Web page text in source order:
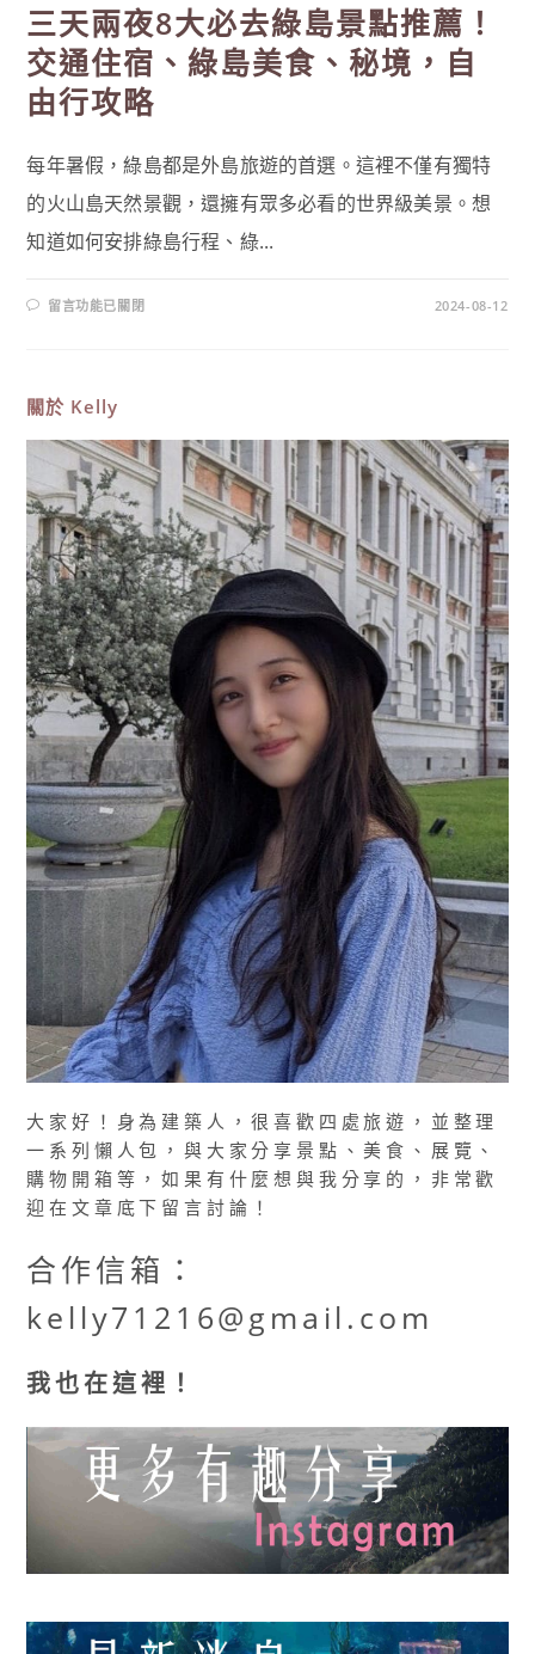
三天兩夜8大必去綠島景點推薦！
交通住宿、綠島美食、秘境，自
由行攻略
每年暑假，綠島都是外島旅遊的首選。這裡不僅有獨特
的火山島天然景觀，還擁有眾多必看的世界級美景。想
知道如何安排綠島行程、綠...
在
〈三
大
必
綠
景
點
推
薦！
交
通
住
宿、
綠
島
美
食、
秘
境，
自
由
攻
略〉
中
留言功能已關閉 2024-08-12
關於 Kelly
大家好！身為建築人，很喜歡四處旅遊，並整理
一系列懶人包，與大家分享景點、美食、展覽、
購物開箱等，如果有什麼想與我分享的，非常歡
迎在文章底下留言討論！
合作信箱：
kelly71216@gmail.com
我也在這裡！